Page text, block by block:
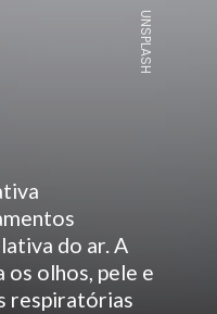
do ar. A
os olhos, pele e
respiratórias
UNSPLASH